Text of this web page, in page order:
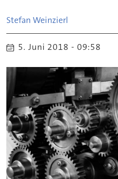
Stefan Weinzierl
5. Juni 2018 - 09:58